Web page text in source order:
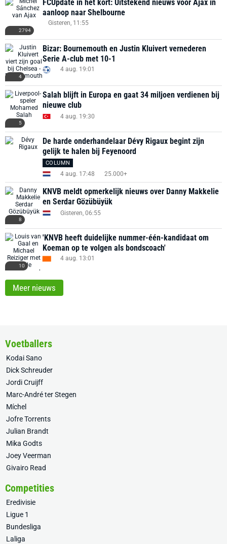
2794
FCUpdate in het kort: Uitstekend nieuws voor Ajax in
aanloop naar Shelbourne
Gisteren, 11:55
4
Bizar: Bournemouth en Justin Kluivert vernederen
Serie A-club met 10-1
4 aug. 19:01
5
Salah blijft in Europa en gaat 34 miljoen verdienen bij
nieuwe club
4 aug. 19:30
De harde onderhandelaar Dévy Rigaux begint zijn
gelijk te halen bij Feyenoord
COLUMN
4 aug. 17:48 25.000+
8
KNVB meldt opmerkelijk nieuws over Danny Makkelie
en Serdar Gözübüyük
Gisteren, 06:55
10
'KNVB heeft duidelijke nummer-één-kandidaat om
Koeman op te volgen als bondscoach'
4 aug. 13:01
Meer nieuws
Voetballers
Kodai Sano
Dick Schreuder
Jordi Cruijff
Marc-André ter Stegen
Míchel
Jofre Torrents
Julian Brandt
Mika Godts
Joey Veerman
Givairo Read
Competities
Eredivisie
Ligue 1
Bundesliga
Laliga